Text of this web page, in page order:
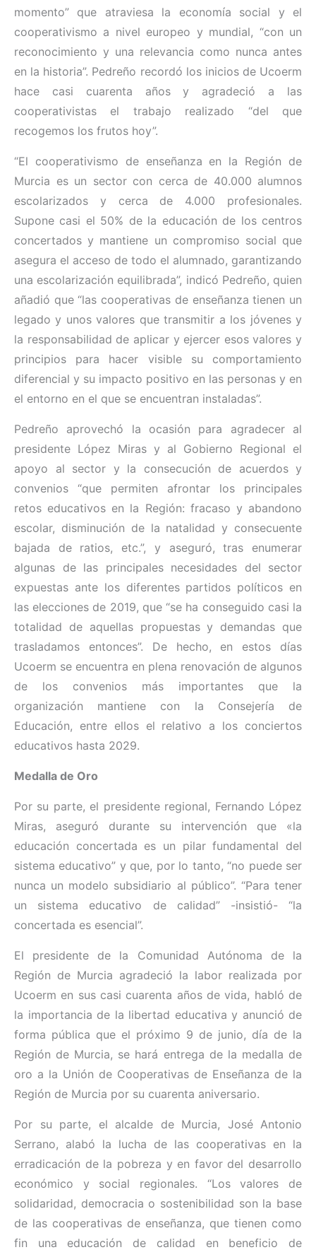
momento” que atraviesa la economía social y el
cooperativismo a nivel europeo y mundial, “con un
reconocimiento y una relevancia como nunca antes
en la historia”. Pedreño recordó los inicios de Ucoerm
hace casi cuarenta años y agradeció a las
cooperativistas el trabajo realizado “del que
recogemos los frutos hoy”.
“El cooperativismo de enseñanza en la Región de
Murcia es un sector con cerca de 40.000 alumnos
escolarizados y cerca de 4.000 profesionales.
Supone casi el 50% de la educación de los centros
concertados y mantiene un compromiso social que
asegura el acceso de todo el alumnado, garantizando
una escolarización equilibrada”, indicó Pedreño, quien
añadió que “las cooperativas de enseñanza tienen un
legado y unos valores que transmitir a los jóvenes y
la responsabilidad de aplicar y ejercer esos valores y
principios para hacer visible su comportamiento
diferencial y su impacto positivo en las personas y en
el entorno en el que se encuentran instaladas”.
Pedreño aprovechó la ocasión para agradecer al
presidente López Miras y al Gobierno Regional el
apoyo al sector y la consecución de acuerdos y
convenios “que permiten afrontar los principales
retos educativos en la Región: fracaso y abandono
escolar, disminución de la natalidad y consecuente
bajada de ratios, etc.”, y aseguró, tras enumerar
algunas de las principales necesidades del sector
expuestas ante los diferentes partidos políticos en
las elecciones de 2019, que “se ha conseguido casi la
totalidad de aquellas propuestas y demandas que
trasladamos entonces”. De hecho, en estos días
Ucoerm se encuentra en plena renovación de algunos
de los convenios más importantes que la
organización mantiene con la Consejería de
Educación, entre ellos el relativo a los conciertos
educativos hasta 2029.
Medalla de Oro
Por su parte, el presidente regional, Fernando López
Miras, aseguró durante su intervención que «la
educación concertada es un pilar fundamental del
sistema educativo” y que, por lo tanto, “no puede ser
nunca un modelo subsidiario al público”. “Para tener
un sistema educativo de calidad” -insistió- “la
concertada es esencial”.
El presidente de la Comunidad Autónoma de la
Región de Murcia agradeció la labor realizada por
Ucoerm en sus casi cuarenta años de vida, habló de
la importancia de la libertad educativa y anunció de
forma pública que el próximo 9 de junio, día de la
Región de Murcia, se hará entrega de la medalla de
oro a la Unión de Cooperativas de Enseñanza de la
Región de Murcia por su cuarenta aniversario.
Por su parte, el alcalde de Murcia, José Antonio
Serrano, alabó la lucha de las cooperativas en la
erradicación de la pobreza y en favor del desarrollo
económico y social regionales. “Los valores de
solidaridad, democracia o sostenibilidad son la base
de las cooperativas de enseñanza, que tienen como
fin una educación de calidad en beneficio de